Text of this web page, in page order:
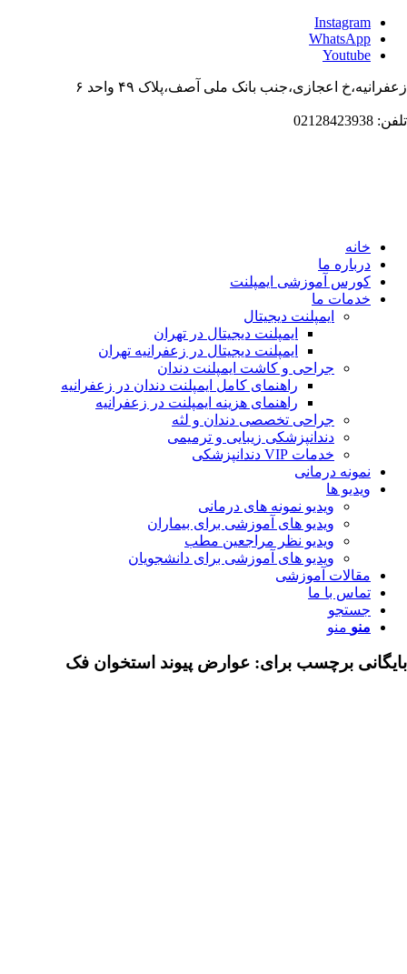
اعجازی،جنب بانک ملی آصف،پلاک ۴۹ واحد ۶
ما
آموزشی ایمپلنت
ما
ایمپلنت دیجیتال
ایمپلنت دیجیتال در تهران
ایمپلنت دیجیتال در زعفرانیه تهران
جراحی و کاشت ایمپلنت دندان
راهنمای کامل ایمپلنت دندان در زعفرانیه
راهنمای هزینه ایمپلنت در زعفرانیه
جراحی تخصصی دندان و لثه
دندانپزشکی زیبایی و ترمیمی
خدمات VIP دندانپزشکی
درمانی
ها
ویدیو نمونه های درمانی
ویدیو های آموزشی برای بیماران
ویدیو نظر مراجعین مطب
ویدیو های آموزشی برای دانشجویان
آموزشی
با ما
منو
برچسب برای: عوارض پیوند استخوان فک